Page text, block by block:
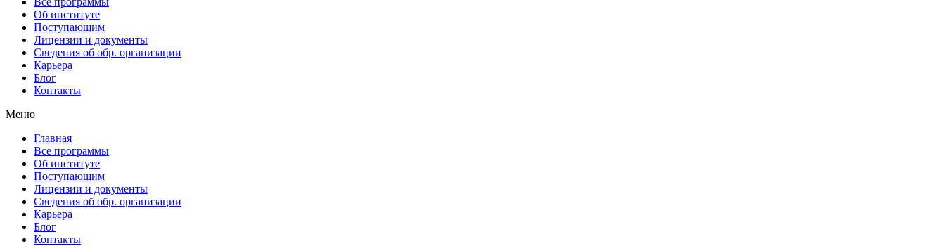
Об институте
Поступающим
Лицензии и документы
Сведения об обр. организации
Карьера
Блог
Контакты
Меню
Главная
Все программы
Об институте
Поступающим
Лицензии и документы
Сведения об обр. организации
Карьера
Блог
Контакты